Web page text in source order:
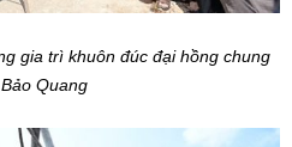
gia trì khuôn đúc đại hồng chung
Quang